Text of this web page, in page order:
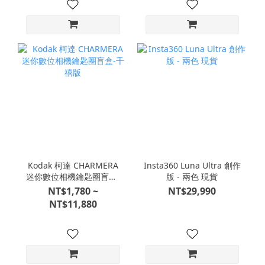
Kodak 柯達 CHARMERA
迷你數位相機鑰匙圈盲盒-
千禧版
NT$1,780 ~
NT$11,880
Insta360 Luna Ultra 創作
版 - 兩色 現貨
NT$29,990